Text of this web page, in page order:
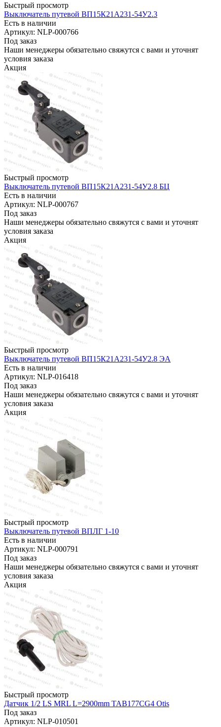
Быстрый просмотр
Выключатель путевой ВП15К21А231-54У2.3
Есть в наличии
Артикул: NLP-000766
Под заказ
Наши менеджеры обязательно свяжутся с вами и уточнят
условия заказа
Акция
Быстрый просмотр
Выключатель путевой ВП15К21А231-54У2.8 БЦ
Есть в наличии
Артикул: NLP-000767
Под заказ
Наши менеджеры обязательно свяжутся с вами и уточнят
условия заказа
Акция
Быстрый просмотр
Выключатель путевой ВП15К21А231-54У2.8 ЭА
Есть в наличии
Артикул: NLP-016418
Под заказ
Наши менеджеры обязательно свяжутся с вами и уточнят
условия заказа
Акция
Быстрый просмотр
Выключатель путевой ВПЛГ 1-10
Есть в наличии
Артикул: NLP-000791
Под заказ
Наши менеджеры обязательно свяжутся с вами и уточнят
условия заказа
Акция
Быстрый просмотр
Датчик 1/2 LS MRL L=2900mm TAB177CG4 Otis
Под заказ
Артикул: NLP-010501